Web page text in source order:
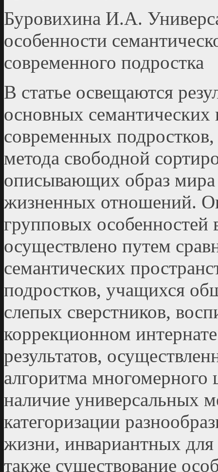
Буровихина И.А.
особенности
современного подростка
В статье освещаются
основных семантических
современных
метода свободной
описывающих образ мира
жизненных отношений.
групповых
осуществлено путем
семантических
подростков, учащихся
слепых сверстников,
коррекционном
результатов,
алгоритма многомерного
наличие универсальных
категоризации
жизни, инвариантных
также существование